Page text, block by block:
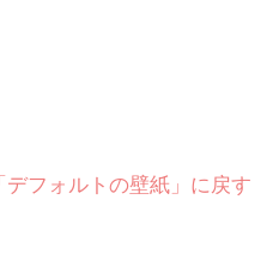
デフォルトの壁紙」に戻す